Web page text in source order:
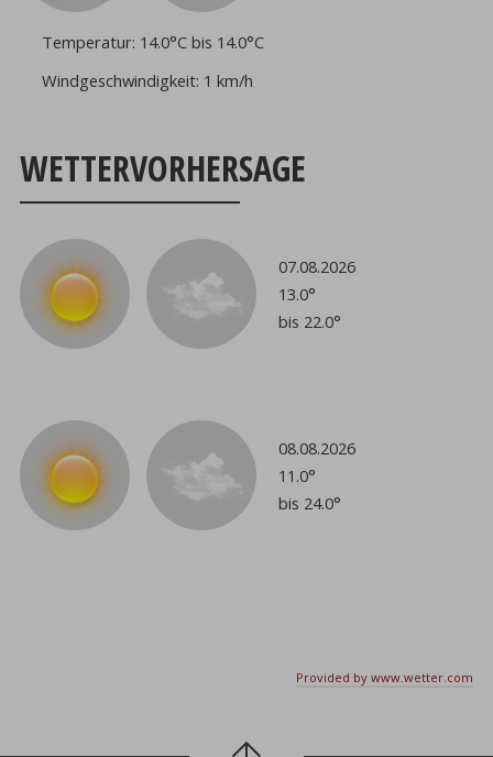
Temperatur: 14.0°C bis 14.0°C
Windgeschwindigkeit: 1 km/h
WETTERVORHERSAGE
07.08.2026
13.0°
bis 22.0°
08.08.2026
11.0°
bis 24.0°
Provided by www.wetter.com